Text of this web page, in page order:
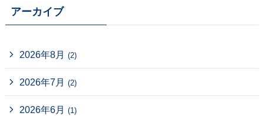
アーカイブ
2026年8月 (2)
2026年7月 (2)
2026年6月 (1)